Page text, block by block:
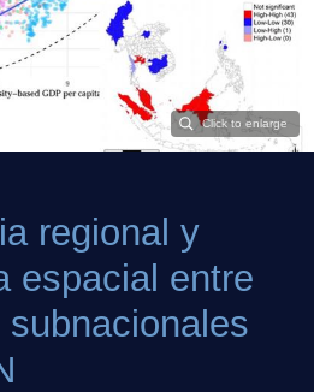
regional y
espacial entre